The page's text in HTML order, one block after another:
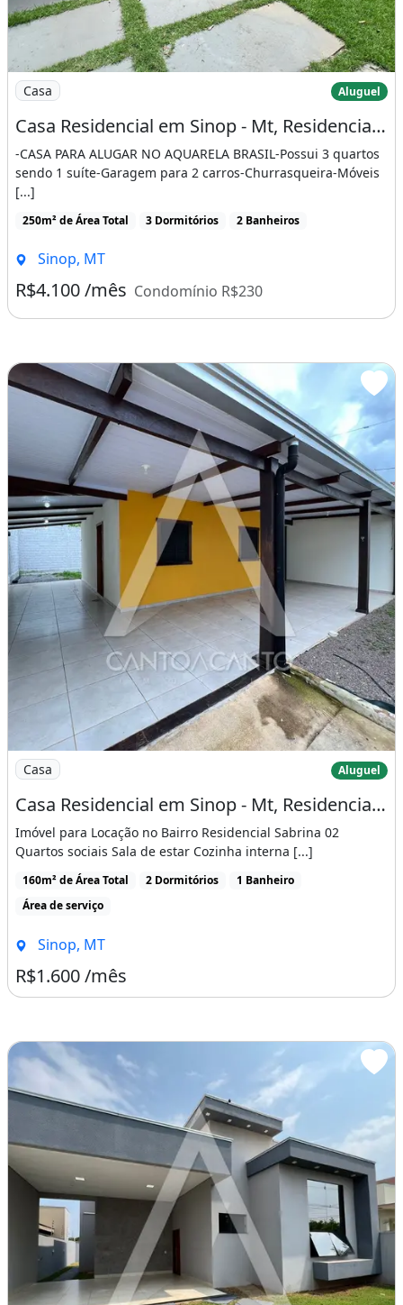
Imagem: Casa Residencial em Sinop - Mt, Residencial
Casa Aluguel
Casa Residencial em Sinop - Mt, Residencial Aquarela Brasil
-CASA PARA ALUGAR NO AQUARELA BRASIL-Possui 3 quartos
sendo 1 suíte-Garagem para 2 carros-Churrasqueira-Móveis
[...]
250m² de Área Total 3 Dormitórios 2 Banheiros
Sinop, MT
R$4.100 /mês Condomínio R$230
Imagem: Casa Residencial em Sinop - Mt, Residencial
Casa Aluguel
Casa Residencial em Sinop - Mt, Residencial Sabrina
Imóvel para Locação no Bairro Residencial Sabrina 02
Quartos sociais Sala de estar Cozinha interna [...]
160m² de Área Total 2 Dormitórios
1 Banheiro
Área de serviço
Sinop, MT
R$1.600 /mês